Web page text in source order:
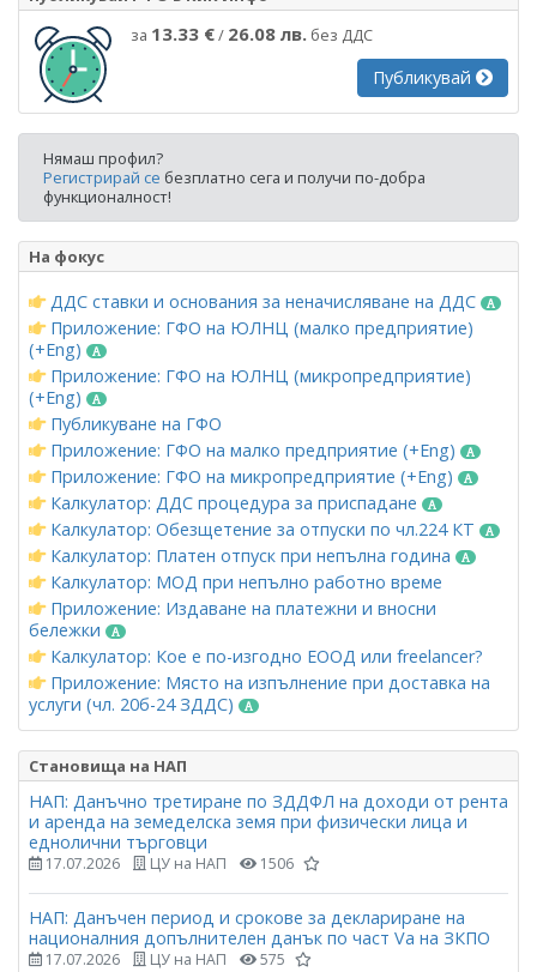
за 13.33 €/ 26.08 лв. без ДДС
Публикувай
Нямаш профил?
Регистрирай се безплатно сега и получи по-добра
функционалност!
На фокус
ДДС ставки и основания за неначисляване на ДДС
Приложение: ГФО на ЮЛНЦ (малко предприятие)
(+Eng)
Приложение: ГФО на ЮЛНЦ (микропредприятие)
(+Eng)
Публикуване на ГФО
Приложение: ГФО на малко предприятие (+Eng)
Приложение: ГФО на микропредприятие (+Eng)
Калкулатор: ДДС процедура за приспадане
Калкулатор: Обезщетение за отпуски по чл.224 КТ
Калкулатор: Платен отпуск при непълна година
Калкулатор: МОД при непълно работно време
Приложение: Издаване на платежни и вносни
бележки
Калкулатор: Кое е по-изгодно ЕООД или freelancer?
Приложение: Място на изпълнение при доставка на
услуги (чл. 20б-24 ЗДДС)
Становища на НАП
НАП: Данъчно третиране по ЗДДФЛ на доходи от рента
и аренда на земеделска земя при физически лица и
еднолични търговци
17.07.2026 ЦУ на НАП 1506
НАП: Данъчен период и срокове за деклариране на
националния допълнителен данък по част Vа на ЗКПО
17.07.2026 ЦУ на НАП 575